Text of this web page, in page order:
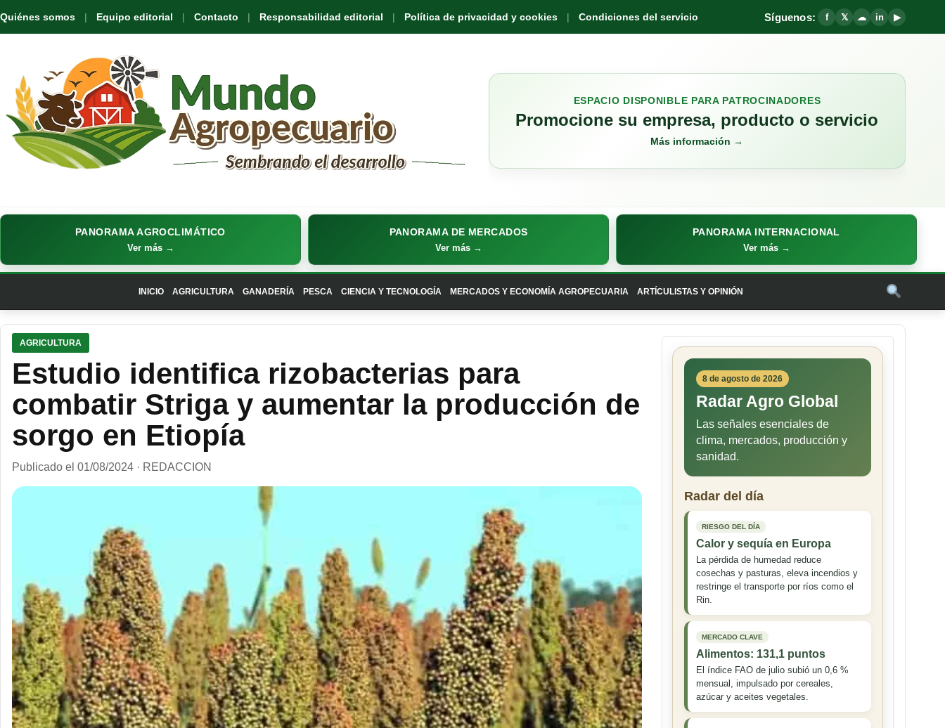
Quiénes somos Equipo editorial Contacto Responsabilidad editorial Política de privacidad y cookies Condiciones del servicio Síguenos: f 𝕏 ☁ in ▶
ESPACIO DISPONIBLE PARA PATROCINADORES
Promocione su empresa, producto o servicio
Más información →
PANORAMA AGROCLIMÁTICO
Ver más →
PANORAMA DE MERCADOS
Ver más →
PANORAMA INTERNACIONAL
Ver más →
INICIO AGRICULTURA GANADERÍA PESCA CIENCIA Y TECNOLOGÍA MERCADOS Y ECONOMÍA AGROPECUARIA ARTÍCULISTAS Y OPINIÓN
AGRICULTURA
Estudio identifica rizobacterias para
combatir Striga y aumentar la producción de
sorgo en Etiopía
Publicado el 01/08/2024 · REDACCION
8 de agosto de 2026
Radar Agro Global
Las señales esenciales de
clima, mercados, producción y
sanidad.
Radar del día
RIESGO DEL DÍA
Calor y sequía en Europa
La pérdida de humedad reduce
cosechas y pasturas, eleva incendios y
restringe el transporte por ríos como el
Rin.
MERCADO CLAVE
Alimentos: 131,1 puntos
El índice FAO de julio subió un 0,6 %
mensual, impulsado por cereales,
azúcar y aceites vegetales.